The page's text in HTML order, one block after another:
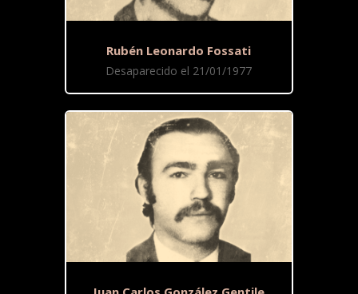
Rubén Leonardo Fossati
Desaparecido el 21/01/1977